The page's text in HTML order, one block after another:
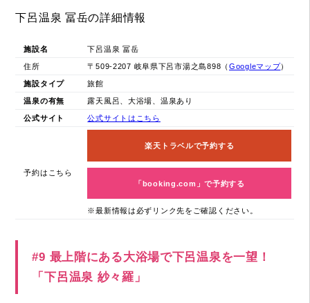
下呂温泉 冨岳の詳細情報
施設名 下呂温泉 冨岳
住所 〒509-2207 岐阜県下呂市湯之島898（Googleマップ）
施設タイプ 旅館
温泉の有無 露天風呂、大浴場、温泉あり
公式サイト 公式サイトはこちら
予約はこちら
楽天トラベルで予約する
「booking.com」で予約する
※最新情報は必ずリンク先をご確認ください。
#9 最上階にある大浴場で下呂温泉を一望！
「下呂温泉 紗々羅」